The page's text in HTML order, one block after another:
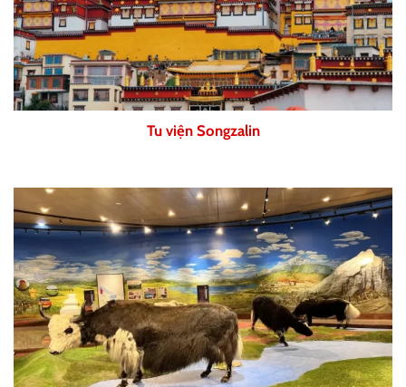
Tu viện Songzalin